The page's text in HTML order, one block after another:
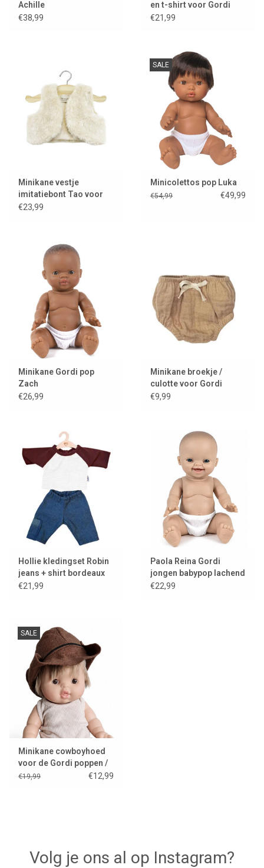
Achille
€38,99
en t-shirt voor Gordi
poppen
€21,99
Minikane vestje
imitatiebont Tao voor
Gordi poppen / écru
€23,99
SALE
Minicolettos pop Luka
€54,99 €49,99
Minikane Gordi pop
Zach
€26,99
Minikane broekje /
culotte voor Gordi
poppen / design: latté
€9,99
Hollie kledingset Robin
jeans + shirt bordeaux
voor Gordi poppen
€21,99
Paola Reina Gordi
jongen babypop lachend
€22,99
SALE
Minikane cowboyhoed
voor de Gordi poppen /
showmodel
€19,99 €12,99
Volg je ons al op Instagram?